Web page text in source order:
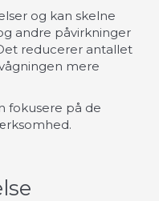
og kan skelne
andre påvirkninger
reducerer antallet
mere
fokusere på de